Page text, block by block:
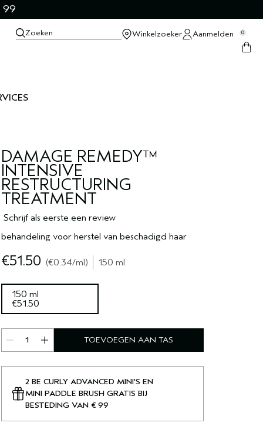
99
Zoeken Winkelzoeker Aanmelden 0
DAMAGE REMEDY™
INTENSIVE
RESTRUCTURING
TREATMENT
Schrijf als eerste een review
behandeling voor herstel van beschadigd haar
€51.50 €0.34/ml 150 ml
150 ml
€51.50
TOEVOEGEN AAN TAS
2 BE CURLY ADVANCED MINI'S EN
MINI PADDLE BRUSH GRATIS BIJ
BESTEDING VAN € 99